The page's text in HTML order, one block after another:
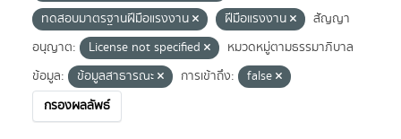
ทดสอบมาตรฐานฝีมือแรงงาน
ฝีมือแรงงาน
สัญญา
อนุญาต:
License not specified
หมวดหมู่ตามธรรมาภิบาล
ข้อมูล:
ข้อมูลสาธารณะ การเข้าถึง:
false
กรองผลลัพธ์